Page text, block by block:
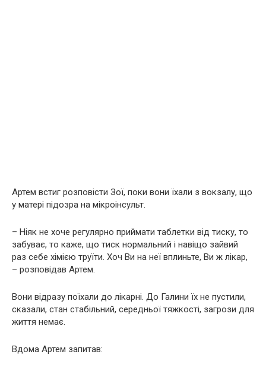
Артем встиг розповісти Зої, поки вони їхали з вокзалу, що
у матері підозра на мікроінсульт.
– Ніяк не хоче регулярно приймати таблетки від тиску, то
забуває, то каже, що тиск нормальний і навіщо зайвий
раз себе хімією труїти. Хоч Ви на неї вплиньте, Ви ж лікар,
– розповідав Артем.
Вони відразу поїхали до лікарні. До Галини їх не пустили,
сказали, стан стабільний, середньої тяжкості, загрози для
життя немає.
Вдома Артем запитав: